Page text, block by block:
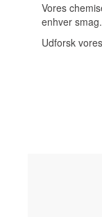
Vores
enhver smag.
Udforsk